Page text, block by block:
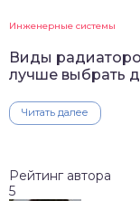
Инженерные системы
Виды
лучше выбрать
Читать далее
Рейтинг автора
5